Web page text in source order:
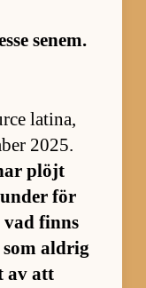
se­nem.
la­ti­na,
2025.
plöjt
för
vad finns
ald­rig
av att